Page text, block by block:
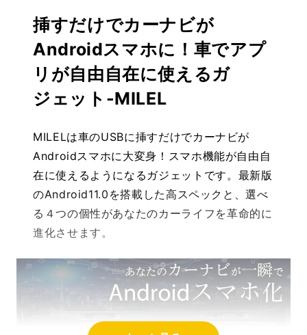
挿すだけでカーナビが
Androidスマホに！車でアプ
リが自由自在に使えるガ
ジェット-MILEL
MILELは車のUSBに挿すだけでカーナビが
Androidスマホに大変身！スマホ機能が自由自
在に使えるようになるガジェットです。最新版
のAndroid11.0を搭載した高スペックと、選べ
る４つの個性があなたのカーライフを革命的に
進化させます。